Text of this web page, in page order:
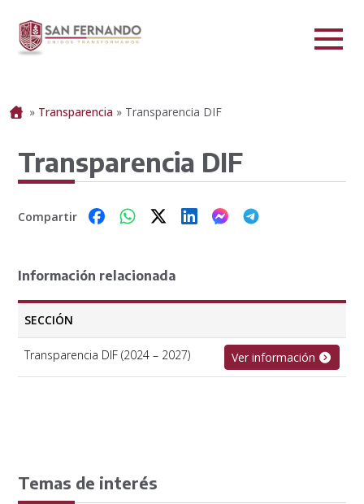
Portada
» Transparencia » Transparencia DIF
Transparencia DIF
Compartir
Información relacionada
SECCIÓN
Transparencia DIF (2024 – 2027) Ver información
Temas de interés